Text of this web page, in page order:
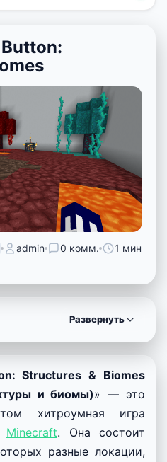
admin 0 комм.
1 мин
Развернуть
Structures & Biomes
и биомы)» — это
хитроумная игра
Minecraft. Она состоит
разные локации,